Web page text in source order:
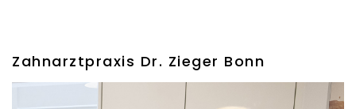
Zahnarztpraxis Dr. Zieger Bonn
Zahnzusatzversicherungen